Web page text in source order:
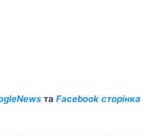
та Facebook сторінка